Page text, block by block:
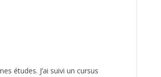
études. J’ai suivi un cursus